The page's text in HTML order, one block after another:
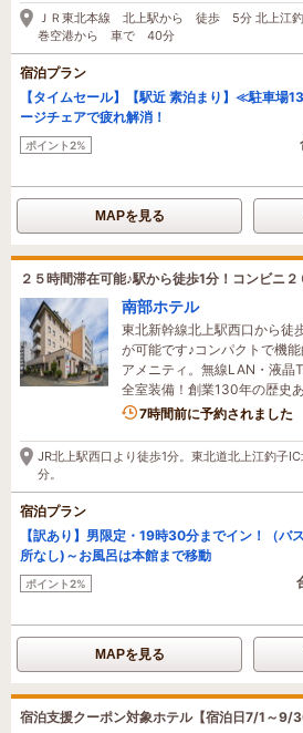
ＪＲ東北本線 北上駅から 徒歩 5分 北上江
巻空港から 車で 40分
宿泊プラン
【タイムセール】【駅近 素泊まり】≪駐車場
ージチェアで疲れ解消！
ポイント2%
MAPを見る
２５時間滞在可能♪駅から徒歩1分！コンビニ
南部ホテル
東北新幹線北上駅西口から徒
が可能です♪コンパクトで機
アメニティ。無線LAN・液晶
全室装備！創業130年の歴史あ
7時間前に予約されました
JR北上駅西口より徒歩1分。東北道北上江釣子
分。
宿泊プラン
【訳あり】男限定・19時30分までイン！（バ
所なし)～お風呂は本館まで移動
ポイント2%
MAPを見る
宿泊支援クーポン対象ホテル【宿泊日7/1～9/